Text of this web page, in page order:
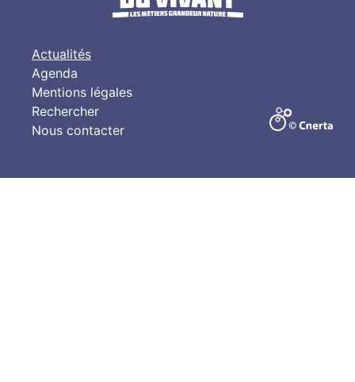
Actualités
Agenda
Mentions légales
Rechercher
Nous contacter